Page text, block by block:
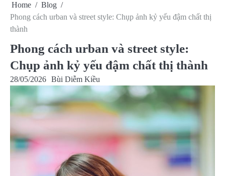
Home
Blog
Phong cách urban và street style: Chụp ảnh kỷ yếu đậm chất thị
thành
Phong cách urban và street style:
Chụp ảnh kỷ yếu đậm chất thị thành
28/05/2026 Bùi Diễm Kiều